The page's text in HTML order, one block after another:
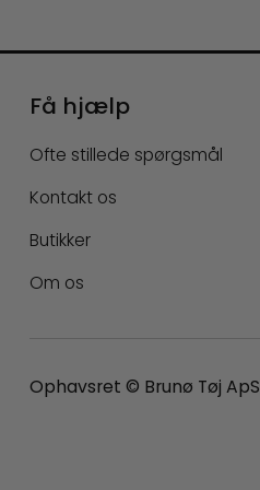
Få hjælp
Ofte stillede spørgsmål
Kontakt os
Butikker
Om os
Ophavsret © Brunø Tøj ApS